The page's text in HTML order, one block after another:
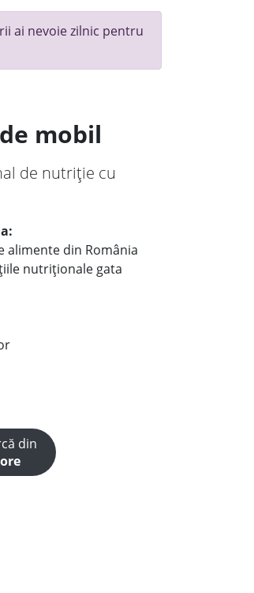
ai nevoie zilnic pentru
mobil
de nutriție cu
alimente din România
nutriționale gata
din